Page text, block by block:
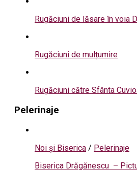
Rugăciuni de lăsare în voia
Rugăciuni de mulțumire
Rugăciuni către Sfânta
Pelerinaje
Noi și Biserica / Pelerinaje
Biserica Drăgănescu –